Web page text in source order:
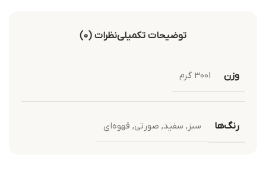
توضیحات تکمیلینظرات (0)
وزن 3001 گرم
رنگ‌ها سبز , سفید, صورتی, قهوه‌ای